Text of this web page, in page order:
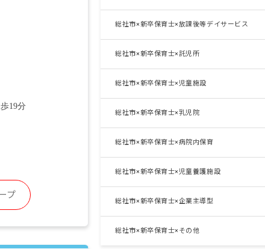
19分
プ
総社市×新卒保育士×放課後等デイサービス
総社市×新卒保育士×託児所
総社市×新卒保育士×児童施設
総社市×新卒保育士×乳児院
総社市×新卒保育士×病院内保育
総社市×新卒保育士×児童養護施設
総社市×新卒保育士×企業主導型
総社市×新卒保育士×その他